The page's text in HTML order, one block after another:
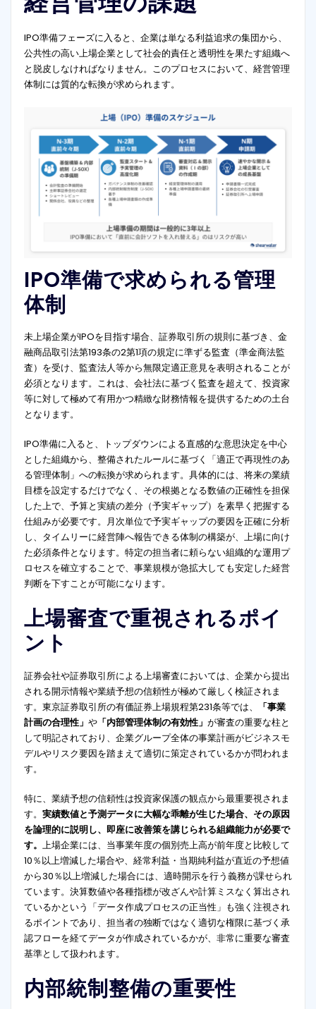
IPO準備フェーズに入ると、企業は単なる利益追求の集団から、
公共性の高い上場企業として社会的責任と透明性を果たす組織へ
と脱皮しなければなりません。このプロセスにおいて、経営管理
体制には質的な転換が求められます。
IPO準備で求められる管理
体制
未上場企業がIPOを目指す場合、証券取引所の規則に基づき、金
融商品取引法第193条の2第1項の規定に準ずる監査（準金商法監
査）を受け、監査法人等から無限定適正意見を表明されることが
必須となります。これは、会社法に基づく監査を超えて、投資家
等に対して極めて有用かつ精緻な財務情報を提供するための土台
となります。
IPO準備に入ると、トップダウンによる直感的な意思決定を中心
とした組織から、整備されたルールに基づく「適正で再現性のあ
る管理体制」への転換が求められます。具体的には、将来の業績
目標を設定するだけでなく、その根拠となる数値の正確性を担保
した上で、予算と実績の差分（予実ギャップ）を素早く把握する
仕組みが必要です。月次単位で予実ギャップの要因を正確に分析
し、タイムリーに経営陣へ報告できる体制の構築が、上場に向け
た必須条件となります。特定の担当者に頼らない組織的な運用プ
ロセスを確立することで、事業規模が急拡大しても安定した経営
判断を下すことが可能になります。
上場審査で重視されるポイ
ント
証券会社や証券取引所による上場審査においては、企業から提出
される開示情報や業績予想の信頼性が極めて厳しく検証されま
す。東京証券取引所の有価証券上場規程第231条等では、
「事業
計画の合理性」 や「内部管理体制の有効性」 が審査の重要な柱と
して明記されており、企業グループ全体の事業計画がビジネスモ
デルやリスク要因を踏まえて適切に策定されているかが問われま
す。
特に、業績予想の信頼性は投資家保護の観点から最重要視されま
す。 実績数値と予測データに大幅な乖離が生じた場合、その原因
を論理的に説明し、即座に改善策を講じられる組織能力が必要で
す。 上場企業には、当事業年度の個別売上高が前年度と比較して
10％以上増減した場合や、経常利益・当期純利益が直近の予想値
から30％以上増減した場合には、適時開示を行う義務が課せられ
ています。決算数値や各種指標が改ざんや計算ミスなく算出され
ているかという「データ作成プロセスの正当性」も強く注視され
るポイントであり、担当者の独断ではなく適切な権限に基づく承
認フローを経てデータが作成されているかが、非常に重要な審査
基準として扱われます。
内部統制整備の重要性